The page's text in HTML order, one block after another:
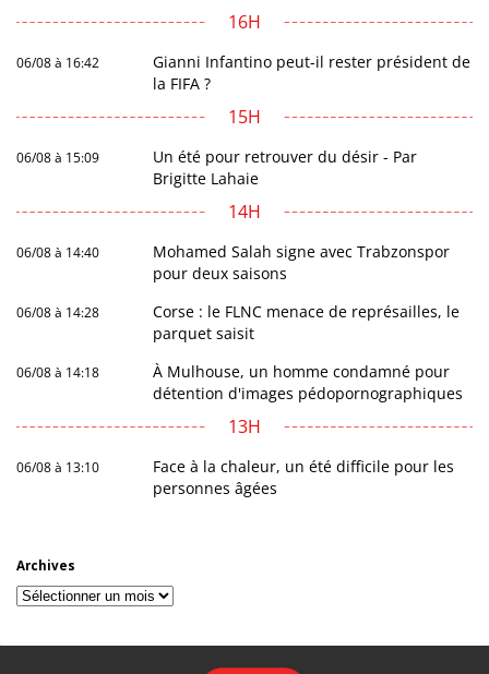
16H
06/08 à 16:42
Gianni Infantino peut-il rester président de
la FIFA ?
15H
06/08 à 15:09
Un été pour retrouver du désir - Par
Brigitte Lahaie
14H
06/08 à 14:40
Mohamed Salah signe avec Trabzonspor
pour deux saisons
06/08 à 14:28
Corse : le FLNC menace de représailles, le
parquet saisit
06/08 à 14:18
À Mulhouse, un homme condamné pour
détention d'images pédopornographiques
13H
06/08 à 13:10
Face à la chaleur, un été difficile pour les
personnes âgées
Archives
Archives